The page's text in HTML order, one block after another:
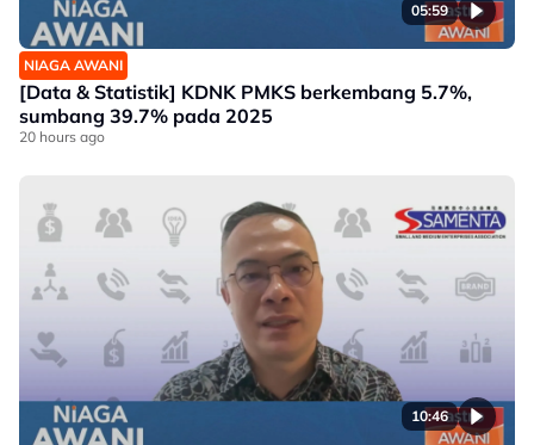
05:59
NIAGA AWANI
[Data & Statistik] KDNK PMKS berkembang 5.7%,
sumbang 39.7% pada 2025
20 hours ago
10:46